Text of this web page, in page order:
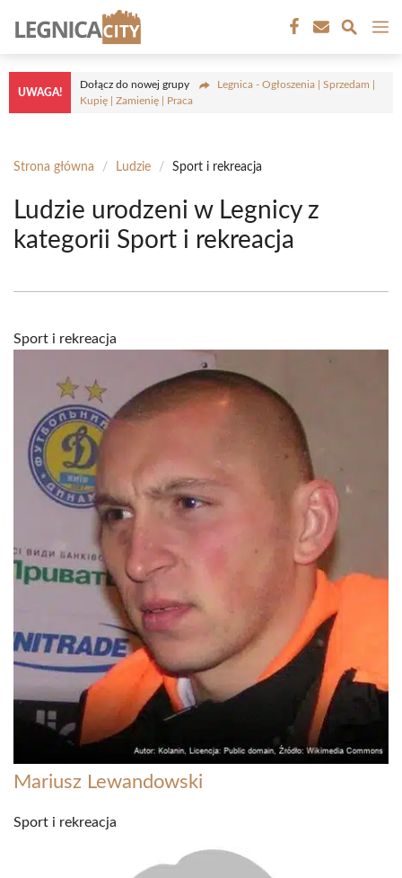
treści
UWAGA!
Dołącz do nowej grupy
Legnica - Ogłoszenia | Sprzedam |
Kupię | Zamienię | Praca
Strona główna / Ludzie / Sport i rekreacja
Ludzie urodzeni w Legnicy z
kategorii Sport i rekreacja
Sport i rekreacja
Mariusz Lewandowski
Sport i rekreacja